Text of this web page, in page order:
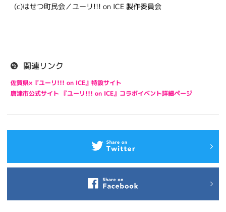
(c)はせつ町民会／ユーリ!!! on ICE 製作委員会
関連リンク
佐賀県×『ユーリ!!! on ICE』特設サイト
唐津市公式サイト 『ユーリ!!! on ICE』コラボイベント詳細ページ